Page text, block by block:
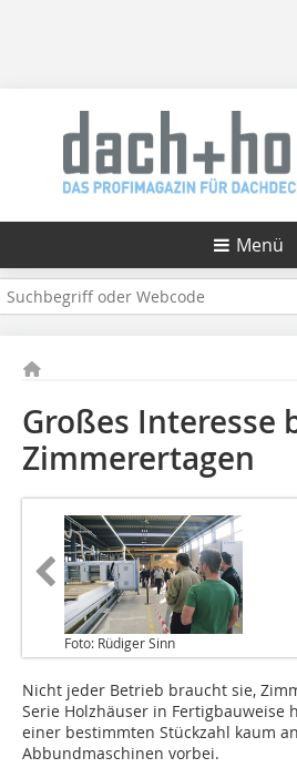
Menü
Großes Interesse
Zimmerertagen
Foto: Rüdiger Sinn
Nicht jeder Betrieb braucht sie,
Serie Holzhäuser in Fertigbauweise
einer bestimmten Stückzahl kaum
Abbundmaschinen vorbei.